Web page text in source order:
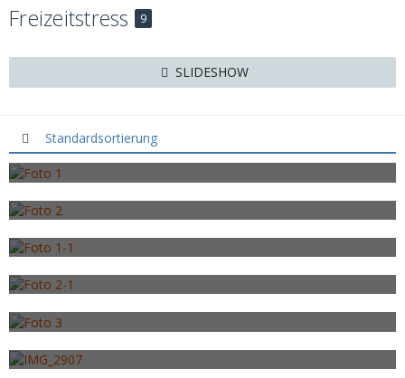
Freizeitstress 9
SLIDESHOW
Standardsortierung
Foto 1
20. Januar 2014
20. Januar 2014
20. Januar 2014
20. Januar 2014
20. Januar 2014
26. April 2014